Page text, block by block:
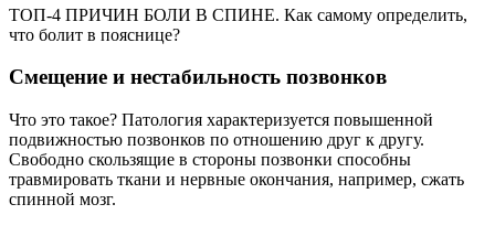
ТОП-4 ПРИЧИН БОЛИ В СПИНЕ. Как самому определить,
что болит в пояснице?
Смещение и нестабильность позвонков
Что это такое? Патология характеризуется повышенной
подвижностью позвонков по отношению друг к другу.
Свободно скользящие в стороны позвонки способны
травмировать ткани и нервные окончания, например, сжать
спинной мозг.